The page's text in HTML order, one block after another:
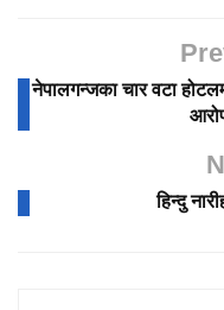
नेपालगन्जका चार वटा
हिन्दु